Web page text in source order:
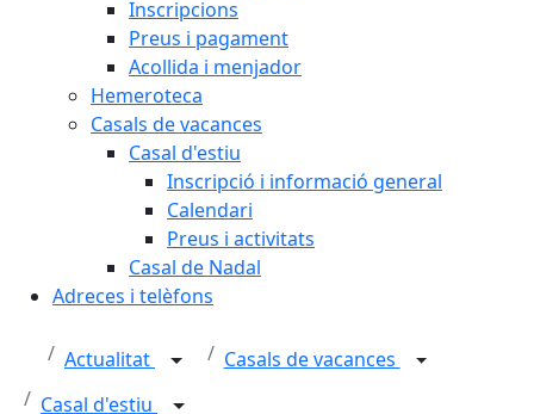
Inscripcions
Preus i pagament
Acollida i menjador
Hemeroteca
Casals de vacances
Casal d'estiu
Inscripció i informació general
Calendari
Preus i activitats
Casal de Nadal
Adreces i telèfons
Actualitat
Casals de vacances
Casal d'estiu